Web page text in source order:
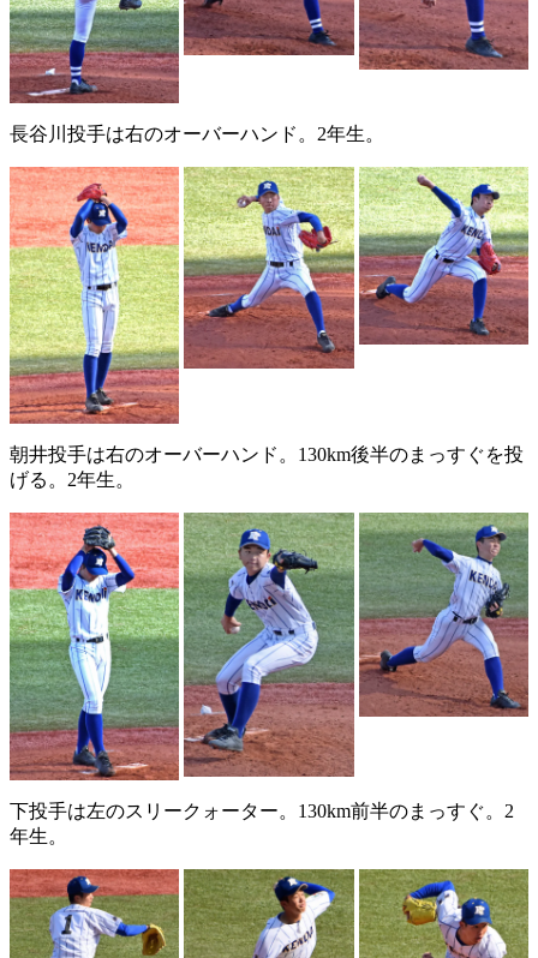
長谷川投手は右のオーバーハンド。2年生。
朝井投手は右のオーバーハンド。130km後半のまっすぐを投
げる。2年生。
下投手は左のスリークォーター。130km前半のまっすぐ。2
年生。